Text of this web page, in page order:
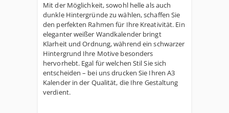
Mit der Möglichkeit, sowohl helle als auch
dunkle Hintergründe zu wählen, schaffen Sie
den perfekten Rahmen für Ihre Kreativität. Ein
eleganter weißer Wandkalender bringt
Klarheit und Ordnung, während ein schwarzer
Hintergrund Ihre Motive besonders
hervorhebt. Egal für welchen Stil Sie sich
entscheiden – bei uns drucken Sie Ihren A3
Kalender in der Qualität, die Ihre Gestaltung
verdient.